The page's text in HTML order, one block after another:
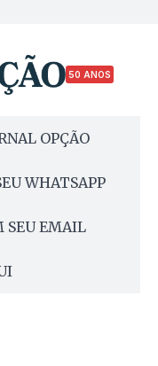
50 ANOS
OPÇÃO
WHATSAPP
SEU EMAIL